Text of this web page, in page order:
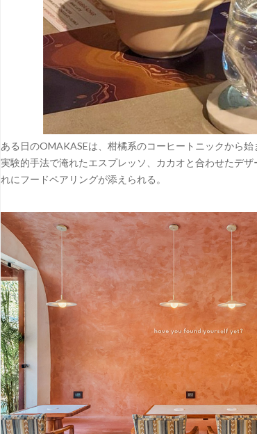
ある日のOMAKASEは、柑橘系のコーヒートニックから始
実験的手法で淹れたエスプレッソ、カカオと合わせたデ
れにフードペアリングが添えられる。